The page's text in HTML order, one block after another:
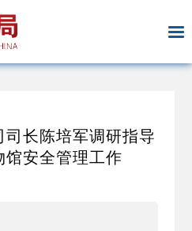
司长陈培军调研指导
馆安全管理工作